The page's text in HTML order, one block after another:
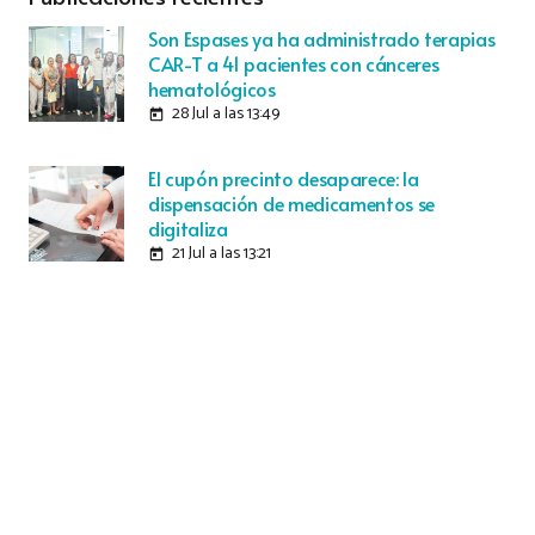
Son Espases ya ha administrado terapias
CAR-T a 41 pacientes con cánceres
hematológicos
today 28 Jul a las 13:49
El cupón precinto desaparece: la
dispensación de medicamentos se
digitaliza
today 21 Jul a las 13:21